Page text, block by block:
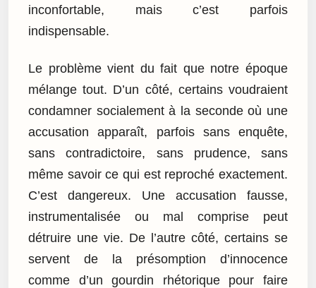
inconfortable, mais c’est parfois
indispensable.
Le problème vient du fait que notre époque
mélange tout. D’un côté, certains voudraient
condamner socialement à la seconde où une
accusation apparaît, parfois sans enquête,
sans contradictoire, sans prudence, sans
même savoir ce qui est reproché exactement.
C’est dangereux. Une accusation fausse,
instrumentalisée ou mal comprise peut
détruire une vie. De l’autre côté, certains se
servent de la présomption d’innocence
comme d’un gourdin rhétorique pour faire